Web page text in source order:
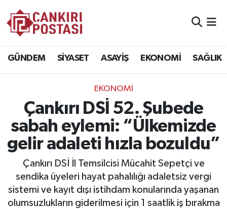
GÜNDEM SİYASET ASAYİŞ EKONOMİ SAĞLIK
EKONOMİ
Çankırı DSİ 52. Şubede
sabah eylemi: “Ülkemizde
gelir adaleti hızla bozuldu”
Çankırı DSİ İl Temsilcisi Mücahit Sepetçi ve
sendika üyeleri hayat pahalılığı adaletsiz vergi
sistemi ve kayıt dışı istihdam konularında yaşanan
olumsuzlukların giderilmesi için 1 saatlik iş bırakma
EKONOMİ
SAĞLIK
SPOR
EĞİTİM
Trafik Durumu
Süper Lig Puan Durumu ve Fikstür
Tüm Manşetler
Son Dakika Haberleri